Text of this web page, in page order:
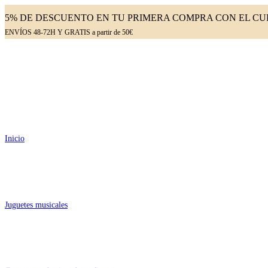
contenido
5% DE DESCUENTO EN TU PRIMERA COMPRA CON EL
ENVÍOS 48-72H Y GRATIS a partir de 50€
Inicio
Juguetes musicales